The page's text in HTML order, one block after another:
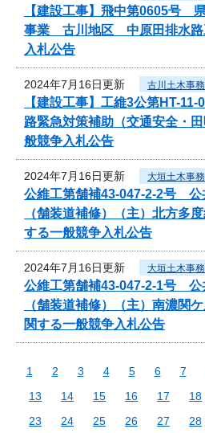
【建設工事】飛中第0605号
事業 古川地区 中原田排水路
入札公告
2024年7月16日更新 古川土木事
【建設工事】工維3公第HT-
路緊急対策補助（交通安全・
般競争入札公告
2024年7月16日更新 大垣土木事
公維工第舗補43-047-2-2号 公
（舗装道補修）（主）北方多
する一般競争入札公告
2024年7月16日更新 大垣土木事
公維工第舗補43-047-2-1号 公
（舗装道補修）（主）南濃関
関する一般競争入札公告
1 2 3 4 5 6 7
13
14 15 16 17 18
23
24 25 26 27 28